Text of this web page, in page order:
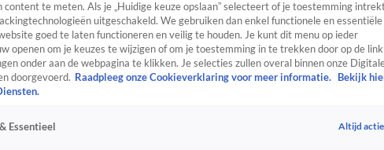
te meten. Als je „Huidige keuze opslaan” selecteert of je toestemming
uitgeschakeld. We gebruiken dan enkel functionele en essentiële
goed te laten functioneren en veilig te houden. Je kunt dit menu op ieder
openen om je keuzes te wijzigen of om je toestemming in te trekken door op de link
onder aan de webpagina te klikken. Je selecties zullen overal binnen onze
doorgevoerd. Raadpleeg onze Cookieverklaring voor meer informatie.
Bekijk
Essentieel Altijd